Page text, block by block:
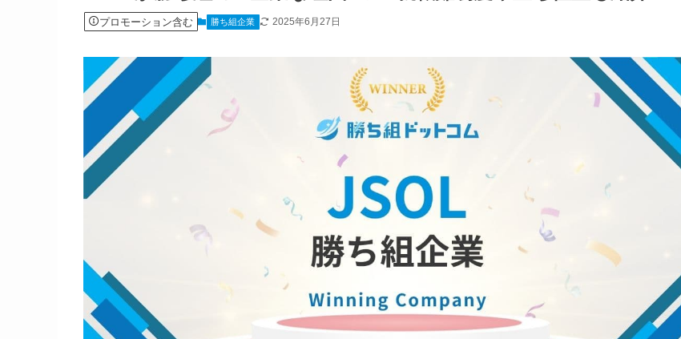
プロモーション含む 勝ち組企業 2025年6月27日